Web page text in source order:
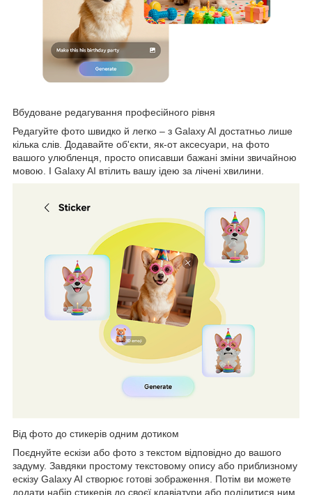
Вбудоване редагування професійного рівня
Редагуйте фото швидко й легко – з Galaxy AI достатньо лише
кілька слів. Додавайте об'єкти, як-от аксесуари, на фото
вашого улюбленця, просто описавши бажані зміни звичайною
мовою. І Galaxy AI втілить вашу ідею за лічені хвилини.
Від фото до стикерів одним дотиком
Поєднуйте ескізи або фото з текстом відповідно до вашого
задуму. Завдяки простому текстовому опису або приблизному
ескізу Galaxy AI створює готові зображення. Потім ви можете
додати набір стикерів до своєї клавіатури або поділитися ним